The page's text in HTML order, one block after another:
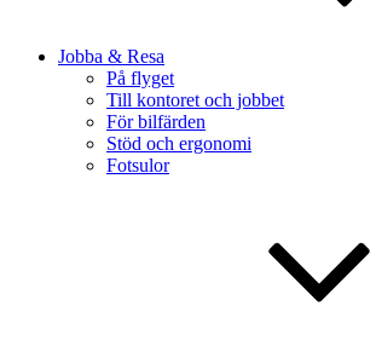
Jobba & Resa
På flyget
Till kontoret och jobbet
För bilfärden
Stöd och ergonomi
Fotsulor